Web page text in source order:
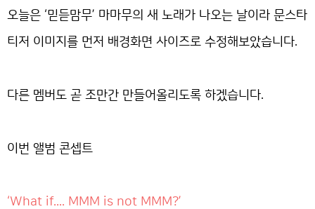
오늘은 ‘믿듣맘무’ 마마무의 새 노래가 나오는 날이라 문스타
티저 이미지를 먼저 배경화면 사이즈로 수정해보았습니다.
다른 멤버도 곧 조만간 만들어올리도록 하겠습니다.
이번 앨범 콘셉트
‘What if.... MMM is not MMM?’